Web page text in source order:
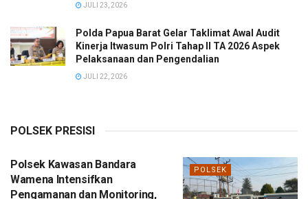
JULI 23, 2026
Polda Papua Barat Gelar Taklimat Awal Audit
Kinerja Itwasum Polri Tahap II TA 2026 Aspek
Pelaksanaan dan Pengendalian
JULI 22, 2026
POLSEK PRESISI
POLSEK
Polsek Kawasan Bandara
Wamena Intensifkan
Pengamanan dan Monitoring,